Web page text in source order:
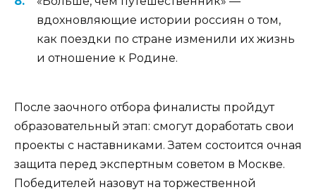
вдохновляющие истории россиян о том,
как поездки по стране изменили их жизнь
и отношение к Родине.
После заочного отбора финалисты пройдут
образовательный этап: смогут доработать свои
проекты с наставниками. Затем состоится очная
защита перед экспертным советом в Москве.
Победителей назовут на торжественной